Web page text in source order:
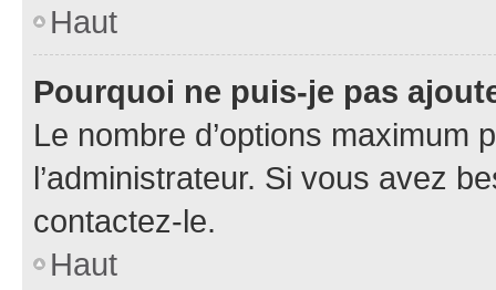
Haut
Pourquoi ne puis-je pas
Le nombre d’options maximum
l’administrateur. Si vous avez
contactez-le.
Haut